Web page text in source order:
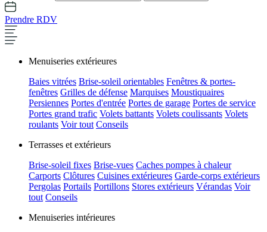
Prendre RDV
Menuiseries extérieures
Baies vitrées Brise-soleil orientables Fenêtres & portes-
fenêtres Grilles de défense Marquises Moustiquaires
Persiennes Portes d'entrée Portes de garage Portes de service
Portes grand trafic Volets battants Volets coulissants Volets
roulants Voir tout Conseils
Terrasses et extérieurs
Brise-soleil fixes Brise-vues Caches pompes à chaleur
Carports Clôtures Cuisines extérieures Garde-corps extérieurs
Pergolas Portails Portillons Stores extérieurs Vérandas Voir
tout Conseils
Menuiseries intérieures